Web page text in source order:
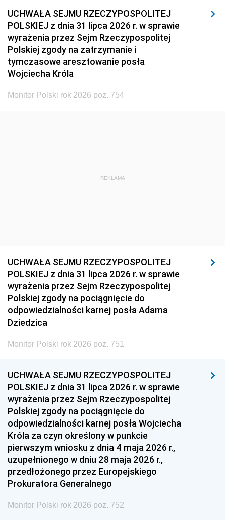
UCHWAŁA SEJMU RZECZYPOSPOLITEJ
POLSKIEJ z dnia 31 lipca 2026 r. w sprawie
wyrażenia przez Sejm Rzeczypospolitej
Polskiej zgody na zatrzymanie i
tymczasowe aresztowanie posła
Wojciecha Króla
Monitor Polski rok 2026 poz. 754
REKLAMA
UCHWAŁA SEJMU RZECZYPOSPOLITEJ
POLSKIEJ z dnia 31 lipca 2026 r. w sprawie
wyrażenia przez Sejm Rzeczypospolitej
Polskiej zgody na pociągnięcie do
odpowiedzialności karnej posła Adama
Dziedzica
Monitor Polski rok 2026 poz. 751
UCHWAŁA SEJMU RZECZYPOSPOLITEJ
POLSKIEJ z dnia 31 lipca 2026 r. w sprawie
wyrażenia przez Sejm Rzeczypospolitej
Polskiej zgody na pociągnięcie do
odpowiedzialności karnej posła Wojciecha
Króla za czyn określony w punkcie
pierwszym wniosku z dnia 4 maja 2026 r.,
uzupełnionego w dniu 28 maja 2026 r.,
przedłożonego przez Europejskiego
Prokuratora Generalnego
Monitor Polski rok 2026 poz. 752